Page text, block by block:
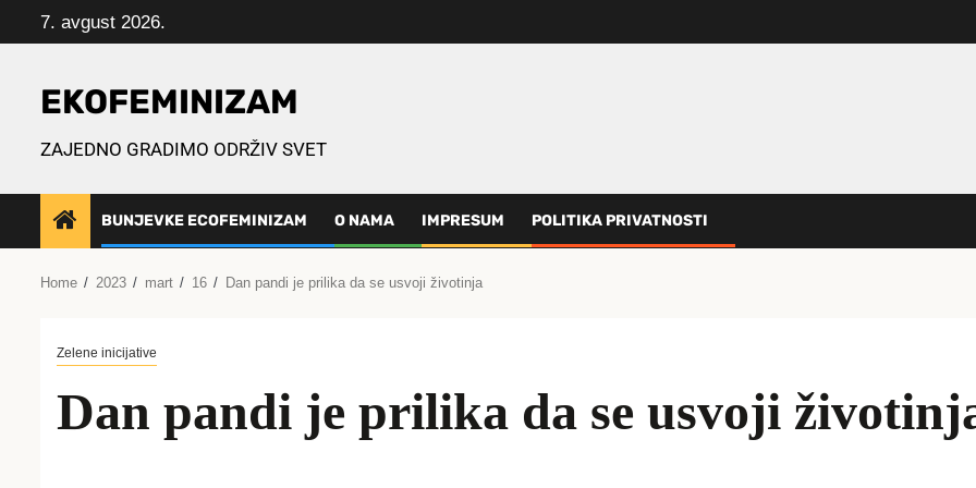
to
7. avgust 2026.
EKOFEMINIZAM
ZAJEDNO GRADIMO ODRŽIV SVET
BUNJEVKE ECOFEMINIZAM O NAMA IMPRESUM POLITIKA PRIVATNOSTI
Home 2023 mart 16 Dan pandi je prilika da se usvoji životinja
Zelene inicijative
Dan pandi je prilika da se usvoji